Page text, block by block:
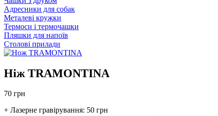
Адресники для собак
Металеві кружки
Термоси і термочашки
Пляшки для напоїв
Столові прилади
Ніж TRAMONTINA
70 грн
+ Лазерне гравірування: 50 грн